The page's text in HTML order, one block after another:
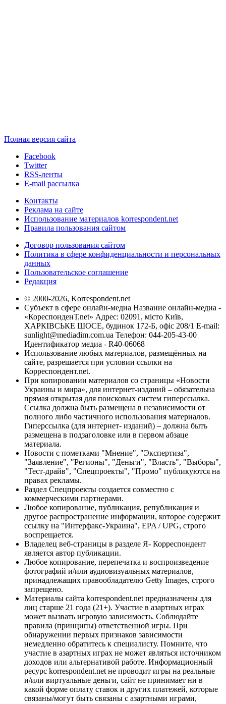
Полная версия сайта
Facebook
Twitter
RSS-ленты
E-mail рассылка
Контакты
Реклама на сайте
Использование материалов korrespondent.net
Правила пользования сайтом
Договор пользования сайтом
Политика в сфере конфиденциальности и персональных
данных
Пользовательское соглашение
Редакция
© 2000-2026, Korrespondent.net
Субъект в сфере онлайн-медиа Название онлайн-медиа -
«КореспонденТ.net» Адрес: 02091, місто Київ,
ХАРКІВСЬКЕ ШОСЕ, будинок 172-Б, офіс 208/1 E-mail:
sunlight@mediadim.com.ua Телефон: 044-205-43-00
Идентификатор медиа - R40-06068
Использование любых материалов, размещённых на
сайте, разрешается при условии ссылки на
Корреспондент.net.
При копировании материалов со страницы «Новости
Украины и мира», для интернет-изданий – обязательна
прямая открытая для поисковых систем гиперссылка.
Ссылка должна быть размещена в независимости от
полного либо частичного использования материалов.
Гиперссылка (для интернет- изданий) – должна быть
размещена в подзаголовке или в первом абзаце
материала.
Новости с пометками "Мнение", "Экспертиза",
"Заявление", "Регионы", "Деньги", "Власть", "Выборы",
"Тест-драйв", "Спецпроекты", "Промо" публикуются на
правах рекламы.
Раздел Спецпроекты создается совместно с
коммерческими партнерами.
Любое копирование, публикация, републикация и
другое распространение информации, которое содержит
ссылку на "Интерфакс-Украина", EPA / UPG, строго
воспрещается.
Владелец веб-страницы в разделе Я- Корреспондент
является автор публикации.
Любое копирование, перепечатка и воспроизведение
фотографий и/или аудиовизуальных материалов,
принадлежащих правообладателю Getty Images, строго
запрещено.
Материалы сайта korrespondent.net предназначены для
лиц старше 21 года (21+). Участие в азартных играх
может вызвать игровую зависимость. Соблюдайте
правила (принципы) ответственной игры. При
обнаружении первых признаков зависимости
немедленно обратитесь к специалисту. Помните, что
участие в азартных играх не может являться источником
доходов или альтернативой работе. Информационный
ресурс korrespondent.net не проводит игры на реальные
и/или виртуальные деньги, сайт не принимает ни в
какой форме оплату ставок и других платежей, которые
связаны/могут быть связаны с азартными играми,